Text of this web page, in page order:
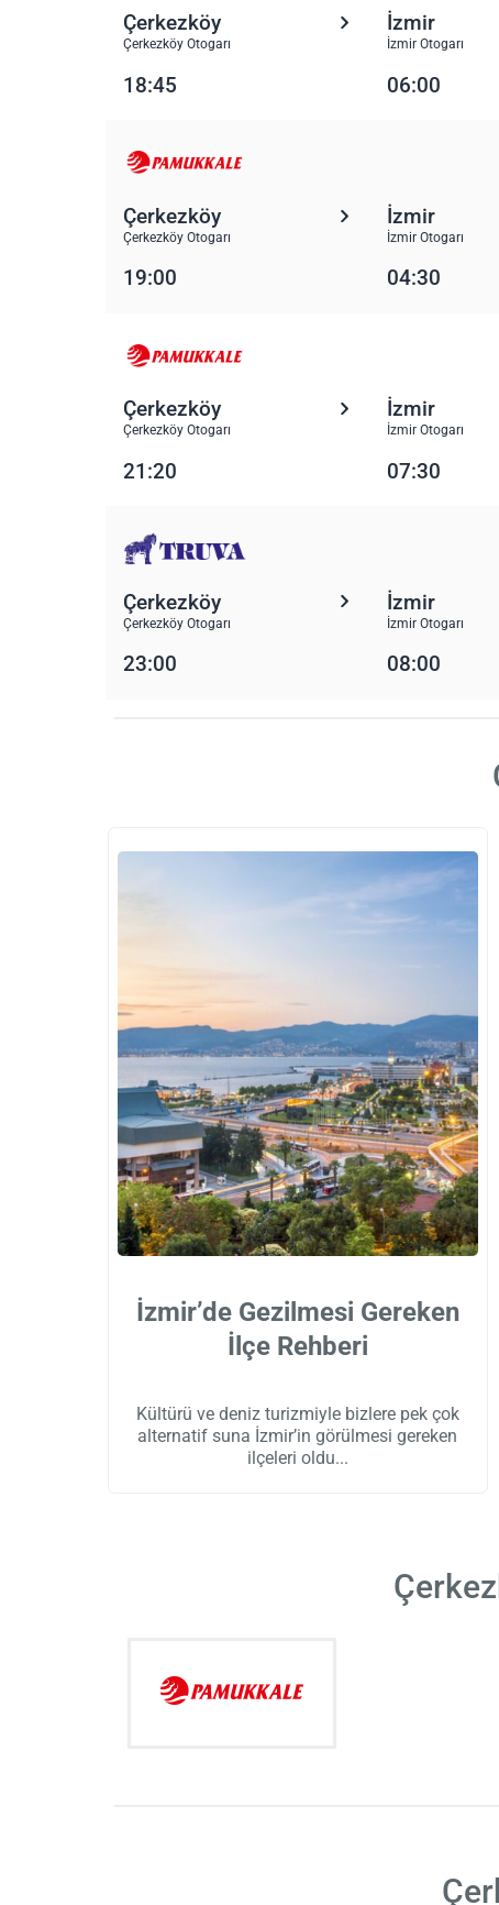
Çerkezköy
Çerkezköy Otogarı
İzmir
İzmir Otogarı
18:45 06:00
Çerkezköy
Çerkezköy Otogarı
İzmir
İzmir Otogarı
19:00 04:30
Çerkezköy
Çerkezköy Otogarı
İzmir
İzmir Otogarı
21:20 07:30
Çerkezköy
Çerkezköy Otogarı
İzmir
İzmir Otogarı
23:00 08:00
İzmir’de Gezilmesi Gereken
İlçe Rehberi
Kültürü ve deniz turizmiyle bizlere pek çok
alternatif suna İzmir’in görülmesi gereken
ilçeleri oldu